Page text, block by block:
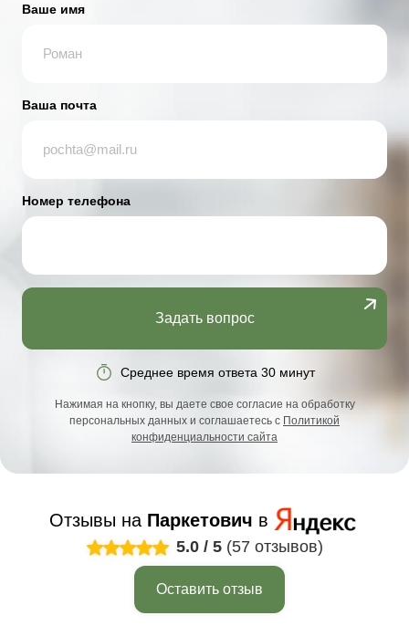
Ваше имя
Ваша почта
Номер телефона
Задать вопрос
Среднее время ответа 30 минут
Нажимая на кнопку, вы даете свое согласие на обработку
персональных данных и соглашаетесь с Политикой
конфиденциальности сайта
Отзывы на Паркетович в
5.0 / 5 (57 отзывов)
Оставить отзыв